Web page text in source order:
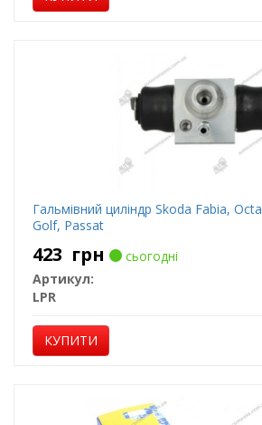
Гальмівний циліндр Skoda Fabia,
Golf, Passat
423 грн
сьогодні
Артикул:
LPR
КУПИТИ